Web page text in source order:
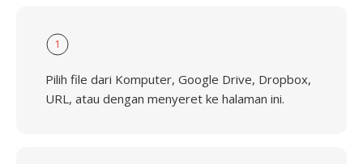
1
Pilih file dari Komputer, Google Drive, Dropbox,
URL, atau dengan menyeret ke halaman ini.